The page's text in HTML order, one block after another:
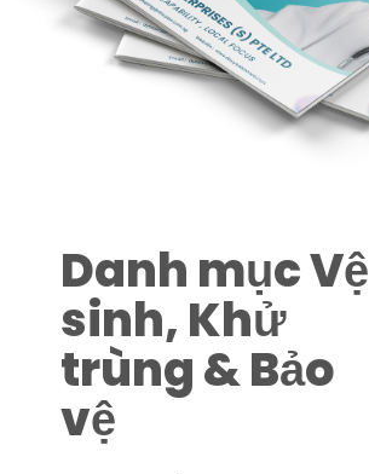
Danh mục Vệ
sinh, Khử
trùng & Bảo
vệ